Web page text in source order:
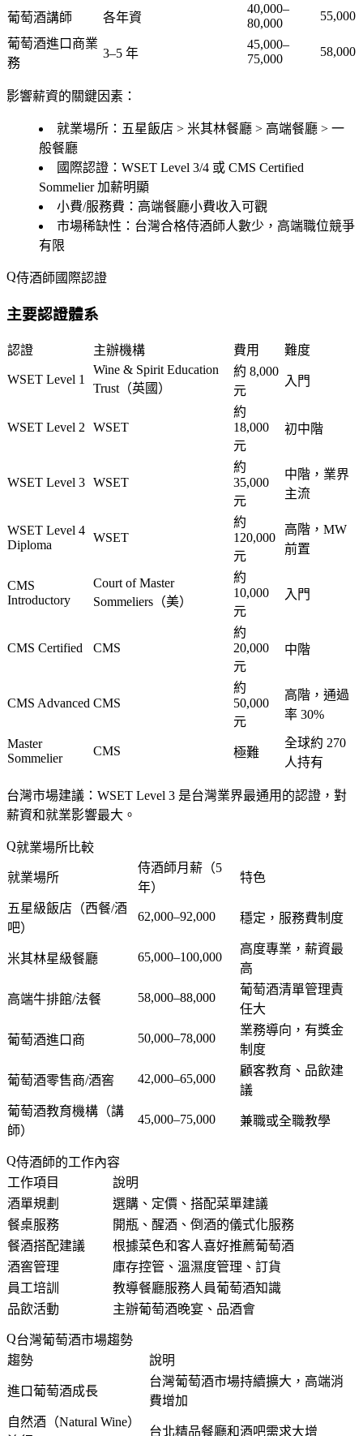
葡萄酒講師 各年資
40,000–
80,000
55,000
葡萄酒進口商業
務
3–5 年
45,000–
75,000
58,000
影響薪資的關鍵因素：
就業場所 ：五星飯店 > 米其林餐廳 > 高端餐廳 > 一
般餐廳
國際認證 ：WSET Level 3/4 或 CMS Certified
Sommelier 加薪明顯
小費/服務費 ：高端餐廳小費收入可觀
市場稀缺性 ：台灣合格侍酒師人數少，高端職位競爭
有限
侍酒師國際認證
主要認證體系
認證 主辦機構 費用 難度
WSET Level 1
Wine & Spirit Education
Trust（英國）
約 8,000
元
入門
WSET Level 2 WSET
約
18,000
元
初中階
WSET Level 3 WSET
約
35,000
元
中階，業界
主流
WSET Level 4
Diploma
WSET
約
120,000
元
高階，MW
前置
CMS
Introductory
Court of Master
Sommeliers（美）
約
10,000
元
入門
CMS Certified CMS
約
20,000
元
中階
CMS Advanced CMS
約
50,000
元
高階，通過
率 30%
Master
Sommelier
CMS 極難
全球約 270
人持有
台灣市場建議 ：WSET Level 3 是台灣業界最通用的認證，對
薪資和就業影響最大。
就業場所比較
就業場所
侍酒師月薪（5
年）
特色
五星級飯店（西餐/酒
吧）
62,000–92,000 穩定，服務費制度
米其林星級餐廳 65,000–100,000
高度專業，薪資最
高
高端牛排館/法餐 58,000–88,000
葡萄酒清單管理責
任大
葡萄酒進口商 50,000–78,000
業務導向，有獎金
制度
葡萄酒零售商/酒窖 42,000–65,000
顧客教育、品飲建
議
葡萄酒教育機構（講
師）
45,000–75,000 兼職或全職教學
侍酒師的工作內容
工作項目
說明
酒單規劃
選購、定價、搭配菜單建議
餐桌服務
開瓶、醒酒、倒酒的儀式化服務
餐酒搭配建議
根據菜色和客人喜好推薦葡萄酒
酒窖管理
庫存控管、溫濕度管理、訂貨
員工培訓
教導餐廳服務人員葡萄酒知識
品飲活動
主辦葡萄酒晚宴、品酒會
台灣葡萄酒市場趨勢
趨勢
說明
進口葡萄酒成長
台灣葡萄酒市場持續擴大，高端消
費增加
自然酒（Natural Wine）
台北精品餐廳和酒吧需求大增